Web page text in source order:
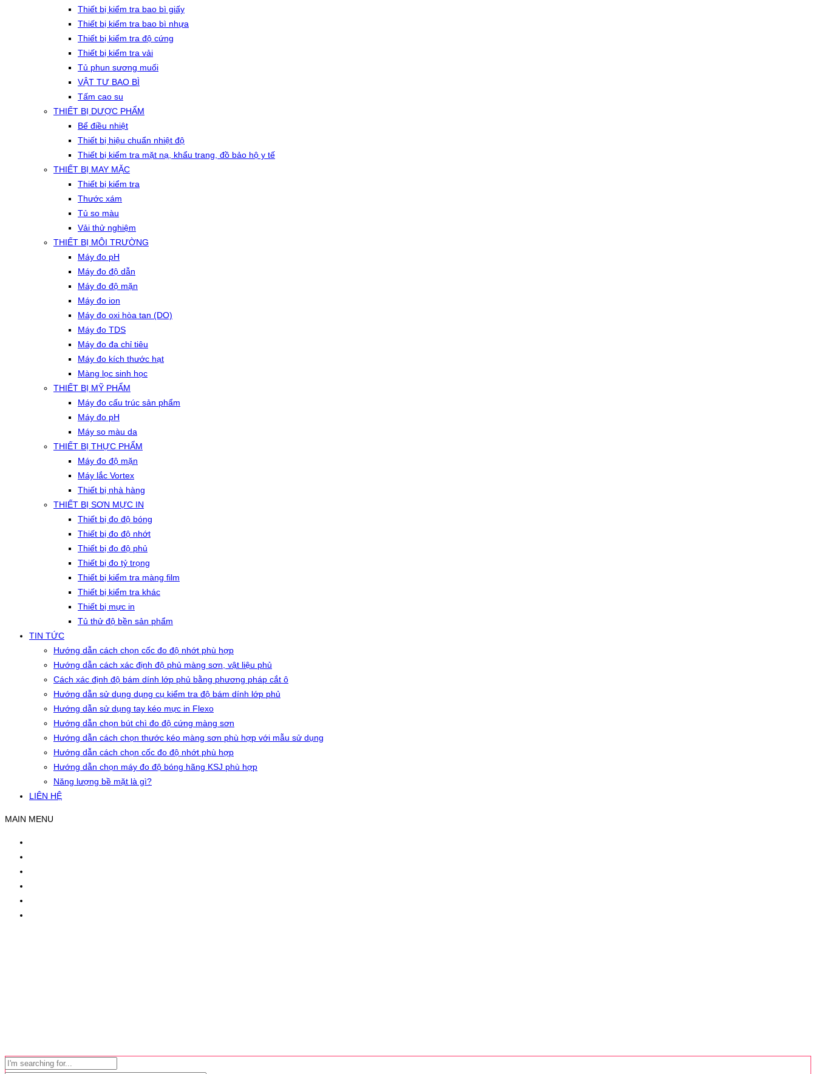
Thiết bị kiểm tra bao bì giấy
Thiết bị kiểm tra bao bì nhựa
Thiết bị kiểm tra độ cứng
Thiết bị kiểm tra vải
Tủ phun sương muối
VẬT TƯ BAO BÌ
Tấm cao su
THIẾT BỊ DƯỢC PHẨM
Bể điều nhiệt
Thiết bị hiệu chuẩn nhiệt độ
Thiết bị kiểm tra mặt nạ, khẩu trang, đồ bảo hộ y tế
THIẾT BỊ MAY MẶC
Thiết bị kiểm tra
Thước xám
Tủ so màu
Vải thử nghiệm
THIẾT BỊ MÔI TRƯỜNG
Máy đo pH
Máy đo độ dẫn
Máy đo độ mặn
Máy đo ion
Máy đo oxi hòa tan (DO)
Máy đo TDS
Máy đo đa chỉ tiêu
Máy đo kích thước hạt
Màng lọc sinh học
THIẾT BỊ MỸ PHẨM
Máy đo cấu trúc sản phẩm
Máy đo pH
Máy so màu da
THIẾT BỊ THỰC PHẨM
Máy đo độ mặn
Máy lắc Vortex
Thiết bị nhà hàng
THIẾT BỊ SƠN MỰC IN
Thiết bị đo độ bóng
Thiết bị đo độ nhớt
Thiết bị đo độ phủ
Thiết bị đo tỷ trọng
Thiết bị kiểm tra màng film
Thiết bị kiểm tra khác
Thiết bị mực in
Tủ thử độ bền sản phẩm
TIN TỨC
Hướng dẫn cách chọn cốc đo độ nhớt phù hợp
Hướng dẫn cách xác định độ phủ màng sơn, vật liệu phủ
Cách xác định độ bám dính lớp phủ bằng phương pháp cắt ô
Hướng dẫn sử dụng dụng cụ kiểm tra độ bám dính lớp phủ
Hướng dẫn sử dụng tay kéo mực in Flexo
Hướng dẫn chọn bút chì đo độ cứng màng sơn
Hướng dẫn cách chọn thước kéo màng sơn phù hợp với mẫu sử dụng
Hướng dẫn cách chọn cốc đo độ nhớt phù hợp
Hướng dẫn chọn máy đo độ bóng hãng KSJ phù hợp
Năng lượng bề mặt là gì?
LIÊN HỆ
MAIN MENU